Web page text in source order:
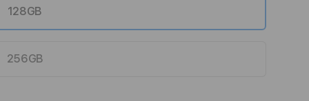
128GB
256GB